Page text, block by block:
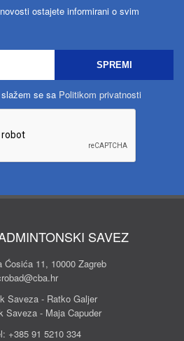
ostajete informirani o svim
SPREMI
se sa Politikom privatnosti
SAVEZ
Ćosića 11, 10000 Zagreb
Saveza - Ratko Galjer
Saveza - Maja Capuder
+385 91 5210 334